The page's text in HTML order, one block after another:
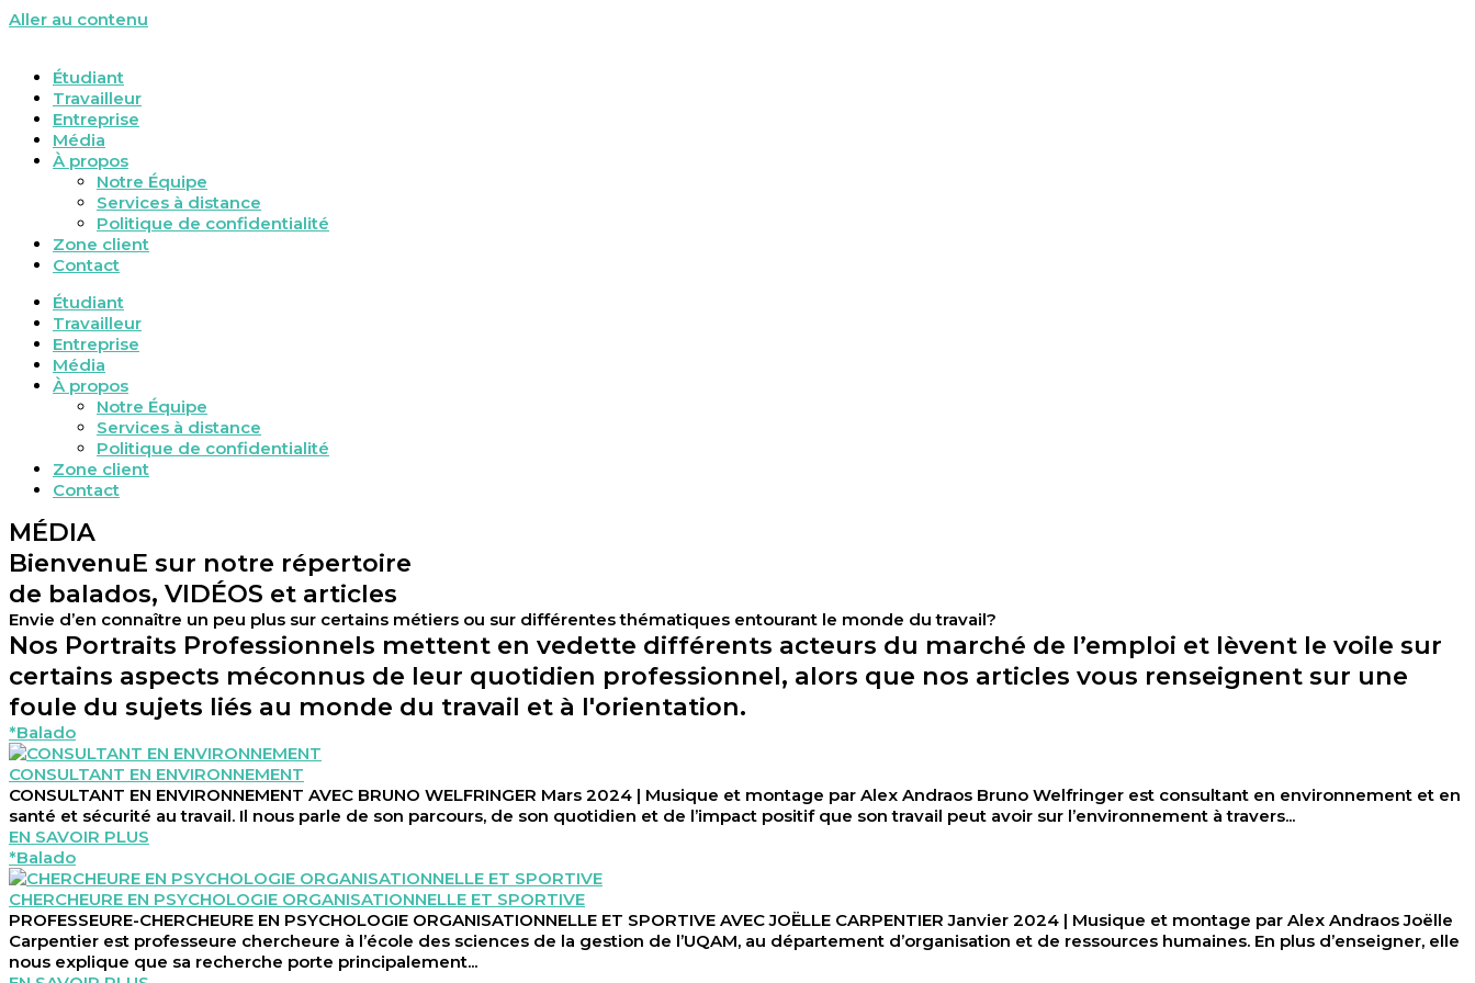
Aller au contenu
Étudiant
Travailleur
Entreprise
Média
À propos
Notre Équipe
Services à distance
Politique de confidentialité
Zone client
Contact
Étudiant
Travailleur
Entreprise
Média
À propos
Notre Équipe
Services à distance
Politique de confidentialité
Zone client
Contact
MÉDIA
BienvenuE sur notre répertoire
de balados, VIDÉOS et articles
Envie d’en connaître un peu plus sur certains métiers ou sur différentes thématiques entourant le monde du travail?
Nos Portraits Professionnels mettent en vedette différents acteurs du marché de l’emploi et lèvent le voile sur
certains aspects méconnus de leur quotidien professionnel, alors que nos articles vous renseignent sur une
foule du sujets liés au monde du travail et à l'orientation.
*Balado
CONSULTANT EN ENVIRONNEMENT
CONSULTANT EN ENVIRONNEMENT AVEC BRUNO WELFRINGER Mars 2024 | Musique et montage par Alex Andraos Bruno Welfringer est consultant en environnement et en
santé et sécurité au travail. Il nous parle de son parcours, de son quotidien et de l’impact positif que son travail peut avoir sur l’environnement à travers...
EN SAVOIR PLUS
*Balado
CHERCHEURE EN PSYCHOLOGIE ORGANISATIONNELLE ET SPORTIVE
PROFESSEURE-CHERCHEURE EN PSYCHOLOGIE ORGANISATIONNELLE ET SPORTIVE AVEC JOËLLE CARPENTIER Janvier 2024 | Musique et montage par Alex Andraos Joëlle
Carpentier est professeure chercheure à l’école des sciences de la gestion de l’UQAM, au département d’organisation et de ressources humaines. En plus d’enseigner, elle
nous explique que sa recherche porte principalement...